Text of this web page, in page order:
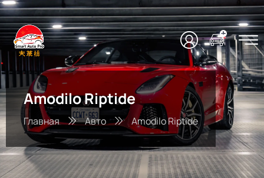
Amodilo Riptide
Главная Авто Amodilo Riptide